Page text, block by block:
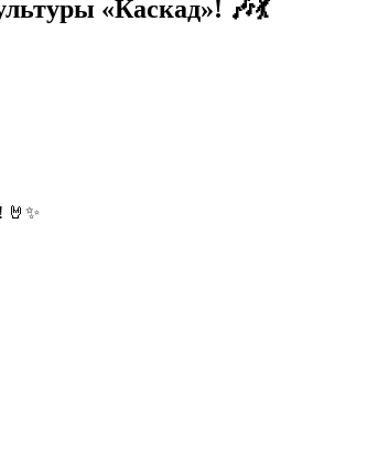
«Каскад»! 🎶💃
🤘✨